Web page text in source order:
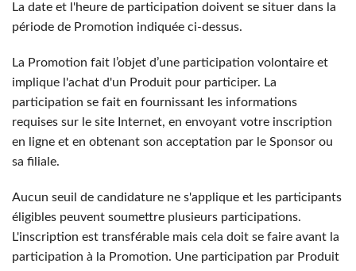
La date et l'heure de participation doivent se situer dans la
période de Promotion indiquée ci-dessus.
La Promotion fait l’objet d’une participation volontaire et
implique l'achat d'un Produit pour participer. La
participation se fait en fournissant les informations
requises sur le site Internet, en envoyant votre inscription
en ligne et en obtenant son acceptation par le Sponsor ou
sa filiale.
Aucun seuil de candidature ne s'applique et les participants
éligibles peuvent soumettre plusieurs participations.
L'inscription est transférable mais cela doit se faire avant la
participation à la Promotion. Une participation par Produit